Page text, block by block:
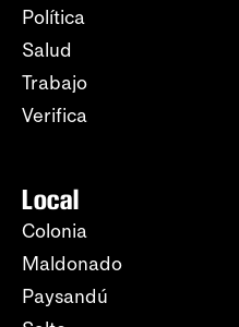
Política
Salud
Trabajo
Verifica
Local
Colonia
Maldonado
Paysandú